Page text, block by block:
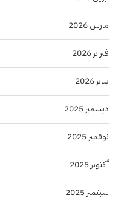
مارس 2026
فبراير 2026
يناير 2026
ديسمبر 2025
نوفمبر 2025
أكتوبر 2025
سبتمبر 2025